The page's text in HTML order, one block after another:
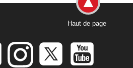
Haut de page